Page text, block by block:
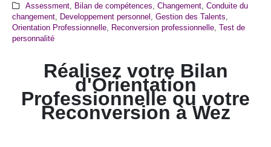
Assessment, Bilan de compétences Changement, Conduite du
changement
Developpement personnel Gestion des Talents
Orientation Professionnelle
Reconversion professionnelle Test de
personnalité
Réalisez votre Bilan
d'Orientation
Professionnelle ou votre
Reconversion à Wez